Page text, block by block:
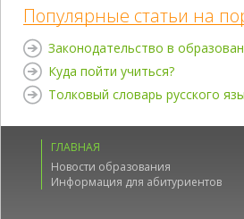
Популярные статьи на
Законодательство в
Куда пойти учиться?
Толковый словарь русского
ГЛАВНАЯ
Новости образования
Информация для абитуриентов